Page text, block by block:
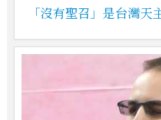
「沒有聖召」是台灣